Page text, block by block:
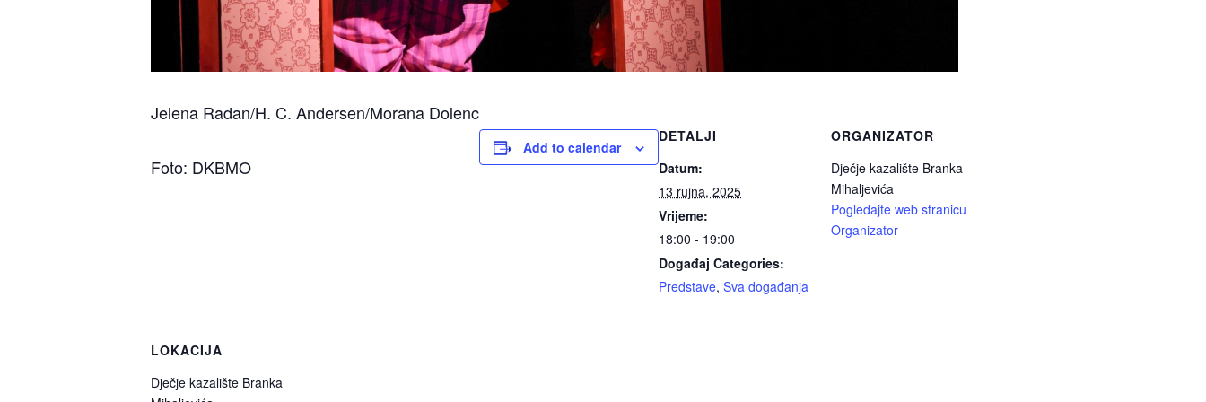
Jelena Radan/H. C. Andersen/Morana Dolenc
Foto: DKBMO
Add to calendar
DETALJI
Datum:
13 rujna, 2025
Vrijeme:
18:00 - 19:00
Događaj Categories:
Predstave, Sva događanja
ORGANIZATOR
Dječje kazalište Branka
Mihaljevića
Pogledajte web stranicu
Organizator
LOKACIJA
Dječje kazalište Branka